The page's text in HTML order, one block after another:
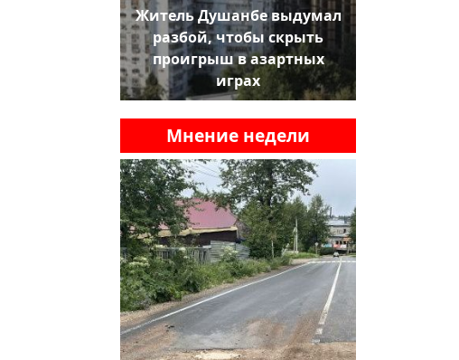
Житель Душанбе выдумал
разбой, чтобы скрыть
проигрыш в азартных
играх
Мнение недели